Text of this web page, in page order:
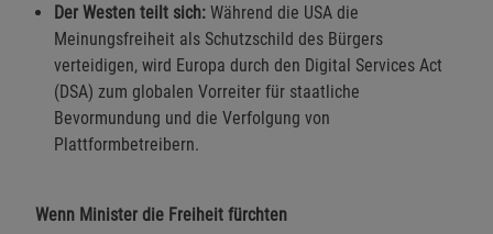
Der Westen teilt sich: Während die USA die
Meinungsfreiheit als Schutzschild des Bürgers
verteidigen, wird Europa durch den Digital Services Act
(DSA) zum globalen Vorreiter für staatliche
Bevormundung und die Verfolgung von
Plattformbetreibern.
Wenn Minister die Freiheit fürchten